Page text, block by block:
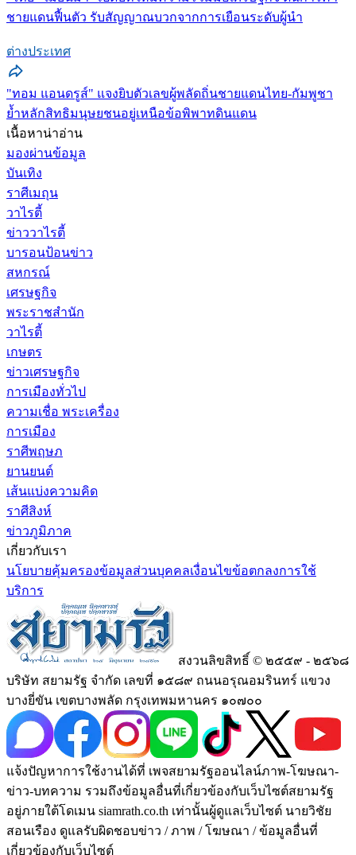
ชายแดนฟื้นตัว รับสัญญาณบวกจากการเยือนระดับผู้นำ
ต่างประเทศ
"ทอม แอนดรูส์" แจงยิบตัวเลขผู้พลัดถิ่นชายแดนไทย-กัมพูชา
ย้ำหลักสิทธิมนุษยชนอยู่เหนือข้อพิพาทดินแดน
เนื้อหาน่าอ่าน
มองผ่านข้อมูล
บันเทิง
ราศีเมถุน
วาไรตี้
ข่าววาไรตี้
บารอนป้อนข่าว
สหกรณ์
เศรษฐกิจ
พระราชสำนัก
วาไรตี้
เกษตร
ข่าวเศรษฐกิจ
การเมืองทั่วไป
ความเชื่อ พระเครื่อง
การเมือง
ราศีพฤษภ
ยานยนต์
เส้นแบ่งความคิด
ราศีสิงห์
ข่าวภูมิภาค
เกี่ยวกับเรา
นโยบายคุ้มครองข้อมูลส่วนบุคคลเงื่อนไขข้อตกลงการใช้
บริการ
สงวนลิขสิทธิ์ © ๒๕๕๙ - ๒๕๖๘
บริษัท สยามรัฐ จำกัด เลขที่ ๑๕๘๙ ถนนอรุณอมรินทร์ แขวง
บางยี่ขัน เขตบางพลัด กรุงเทพมหานคร ๑๐๗๐๐
แจ้งปัญหาการใช้งานได้ที่ เพจสยามรัฐออนไลน์ภาพ-โฆษณา-
ข่าว-บทความ รวมถึงข้อมูลอื่นที่เกี่ยวข้องกับเว็บไซต์สยามรัฐ
อยู่ภายใต้โดเมน siamrath.co.th เท่านั้นผู้ดูแลเว็บไซต์ นายวิชัย
สอนเรือง ดูแลรับผิดชอบข่าว / ภาพ / โฆษณา / ข้อมูลอื่นที่
เกี่ยวข้องกับเว็บไซต์